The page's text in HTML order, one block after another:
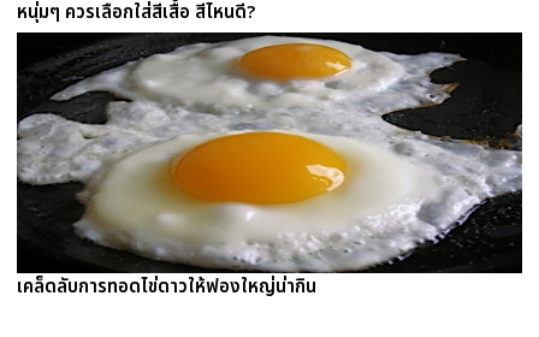
หนุ่มๆ ควรเลือกใส่สีเสื้อ สีไหนดี?
เคล็ดลับการทอดไข่ดาวให้ฟองใหญ่น่ากิน